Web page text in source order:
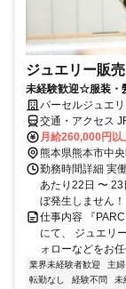
ジュエリー販
未経験歓迎☆服装・
パーセルジュエ
交通・アクセス
車、「通町筋鶴
月給260,000円以
熊本県熊本市中
勤務時間詳細 実
あたり22日 〜
ぼ発生しません
仕事内容 『
にて、 ジュエリ
ォローなどをお
業界未経験者歓迎 主
転勤なし
経験不問 未